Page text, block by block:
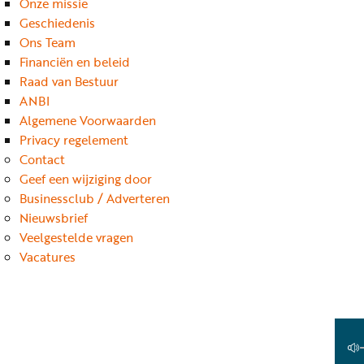
Geschiedenis
Ons Team
Financiën en beleid
Raad van Bestuur
ANBI
Algemene Voorwaarden
Privacy regelement
Contact
Geef een wijziging door
Businessclub / Adverteren
Nieuwsbrief
Veelgestelde vragen
Vacatures